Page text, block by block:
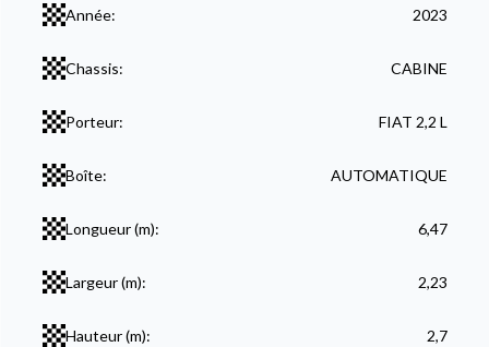
Année: 2023
Chassis: CABINE
Porteur: FIAT 2,2 L
Boîte: AUTOMATIQUE
Longueur (m): 6,47
Largeur (m): 2,23
Hauteur (m): 2,7